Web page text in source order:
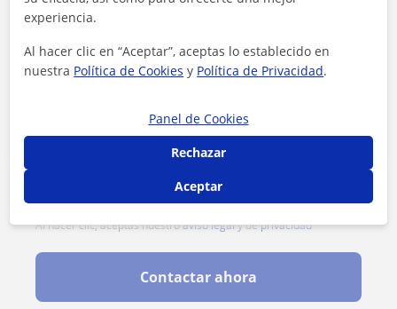
Al hacer clic, aceptas nuestroaviso legaly deprivacidad
Contactar ahora
experiencia.
Al hacer clic en “Aceptar”, aceptas lo establecido en
nuestra Política de Cookies y Política de Privacidad.
Panel de Cookies
Rechazar
Aceptar